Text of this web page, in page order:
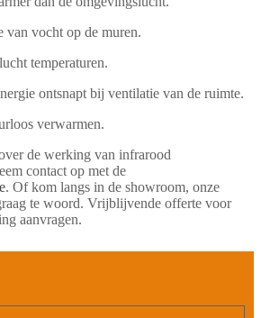
van vocht op de muren.
temperaturen.
ontsnapt bij ventilatie van de ruimte.
verwarmen.
de werking van infrarood
contact op met de
. Of kom langs in de showroom, onze
te woord. Vrijblijvende offerte voor
aanvragen.